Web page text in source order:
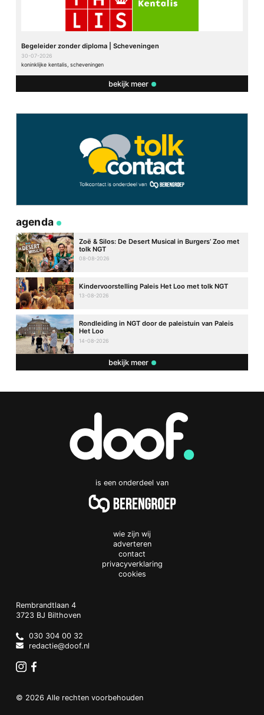
Begeleider zonder diploma | Scheveningen
30-07-2026
koninklijke kentalis, scheveningen
bekijk meer
agenda
Zoë & Silos: De Desert Musical in Burgers’ Zoo met
tolk NGT
08-08-2026
Kindervoorstelling Paleis Het Loo met tolk NGT
13-08-2026
Rondleiding in NGT door de paleistuin van Paleis
Het Loo
14-08-2026
bekijk meer
is een onderdeel van
wie zijn wij
adverteren
contact
privacyverklaring
cookies
Doof.nl
work
Rembrandtlaan 4
3723 BJ Bilthoven
Netherlands
030 304 00 32
redactie@doof.nl
© 2026 Alle rechten voorbehouden